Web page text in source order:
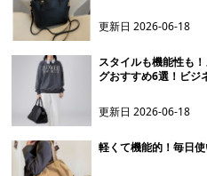
更新日2026-06-18
スタイルも機能性も
グおすすめ6選！ビジ
更新日2026-06-18
軽くて機能的！毎日